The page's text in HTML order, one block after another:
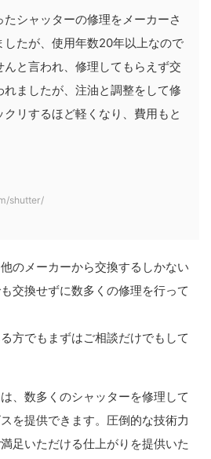
シャッターの修理をメーカーさ
したが、使用年数20年以上なので
と言われ、修理してもらえず交
ましたが、注油と調整をして修
リするほど軽くなり、費用もと
shutter/
のメーカーから交換するしかない
交換せずに数多くの修理を行って
方でもまずはご相談だけでもして
、数多くのシャッターを修理して
を提供できます。圧倒的な技術力
足いただける仕上がりを提供いた